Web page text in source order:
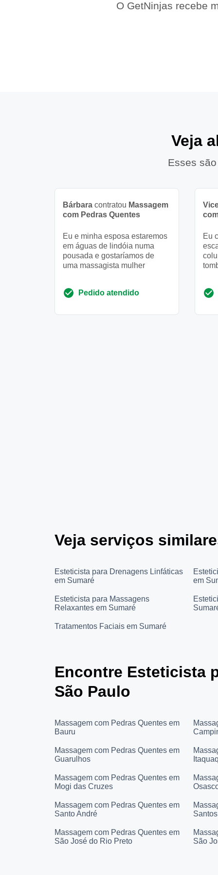
O GetNinjas recebe
Veja
Esses
Bárbara contratou Massagem
com Pedras Quentes
Eu e minha esposa estaremos
em águas de lindóia numa
pousada e gostaríamos de
uma massagista mulher
Pedido atendido
Eu
Veja serviços
Esteticista para Drenagens Linfáticas
em Sumaré
em
Esteticista para Massagens
Relaxantes em Sumaré
Tratamentos Faciais em Sumaré
Encontre Esteticista
São Paulo
Massagem com Pedras Quentes em
Bauru
Massagem com Pedras Quentes em
Guarulhos
Massagem com Pedras Quentes em
Mogi das Cruzes
Massagem com Pedras Quentes em
Santo André
Santos
Massagem com Pedras Quentes em
São José do Rio Preto
São